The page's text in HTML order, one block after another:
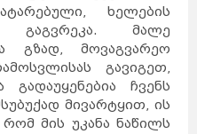
ხელების
გაგვრეკა. მალე
გზად, მოვაგვარეო
გავიგეთ,
ჩვენს
მივარტყით, ის
მის უკანა ნაწილს